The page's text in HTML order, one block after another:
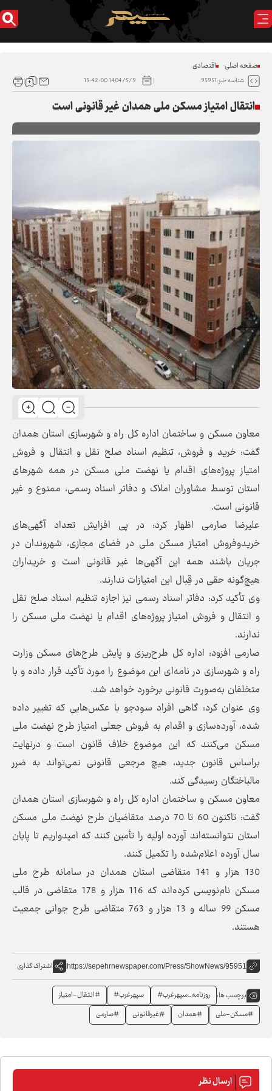
صفحه اصلی اقتصادی
شناسه خبر:95951 1404/5/9 15:42:00
انتقال امتیاز مسکن ملی همدان غیر قانونی است
معاون مسکن و ساختمان اداره کل راه و شهرسازی استان همدان
گفت: خرید و فروش، تنظیم اسناد صلح نقل و انتقال و فروش
امتیاز پروژه‌های اقدام یا نهضت ملی مسکن در همه شهرهای
استان توسط مشاوران املاک و دفاتر اسناد رسمی، ممنوع و غیر
قانونی است.
علیرضا صارمی اظهار کرد: در پی افزایش تعداد آگهی‌های
خریدوفروش امتیاز مسکن ملی در فضای مجازی، شهروندان در
جریان باشند همه این آگهی‌ها غیر قانونی است و خریداران
هیچ‌گونه حقی در قِبال این امتیازات ندارند.
وی تأکید کرد: دفاتر اسناد رسمی نیز اجازه تنظیم اسناد صلح نقل
و انتقال و فروش امتیاز پروژه‌های اقدام یا نهضت ملی مسکن را
ندارند.
صارمی افزود: اداره کل طرح‌ریزی و پایش طرح‌های مسکن وزارت
راه و شهرسازی در نامه‌ای این موضوع را مورد تأکید قرار داده و با
متخلفان به‌صورت قانونی برخورد خواهد شد.
وی عنوان کرد: گاهی افراد سودجو با عکس‌هایی که تغییر داده
شده، آورده‌سازی و اقدام به فروش جعلی امتیاز طرح نهضت ملی
مسکن می‌کنند که این موضوع خلاف قانون است و درنهایت
براساس قانون جدید، هیچ مرجعی قانونی نمی‌تواند به ضرر
مالباختگان رسیدگی کند.
معاون مسکن و ساختمان اداره کل راه و شهرسازی استان همدان
گفت: تاکنون 60 تا 70 درصد متقاضیان طرح نهضت ملی مسکن
استان نتوانسته‌اند آورده اولیه را تأمین کنند که امیدواریم تا پایان
سال آورده اعلام‌شده را تکمیل کنند.
130 هزار و 141 متقاضی استان همدان در سامانه طرح ملی
مسکن نام‌نویسی کرده‌اند که 116 هزار و 178 متقاضی در قالب
مسکن 99 ساله و 13 هزار و 763 متقاضی طرح جوانی جمعیت
هستند.
https://sepehrnewspaper.com/Press/ShowNews/95951 اشتراک گذاری
برچسب ها: روزنامه_سپهرغرب# سپهرغرب#
#انتقال-امتیاز
#مسکن-ملی
#همدان #غیرقانونی #صارمی
ارسال نظر